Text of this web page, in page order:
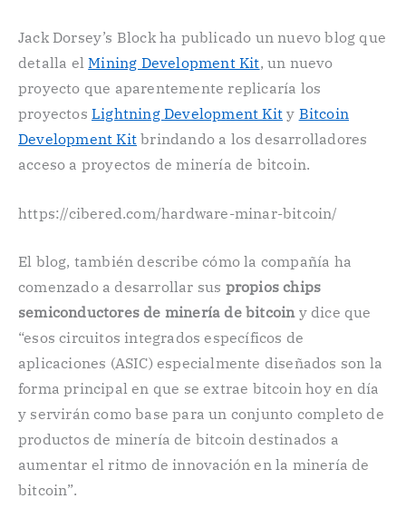
Jack Dorsey’s Block ha publicado un nuevo blog que
detalla elMining Development Kit, un nuevo
proyecto que aparentemente replicaría los
proyectos Lightning Development Kit y Bitcoin
Development Kit brindando a los desarrolladores
acceso a proyectos de minería de bitcoin.
https://cibered.com/hardware-minar-bitcoin/
El blog, también describe cómo la compañía ha
comenzado a desarrollar sus propios chips
semiconductores de minería de bitcoiny dice que
“esos circuitos integrados específicos de
aplicaciones (ASIC) especialmente diseñados son la
forma principal en que se extrae bitcoin hoy en día
y servirán como base para un conjunto completo de
productos de minería de bitcoin destinados a
aumentar el ritmo de innovación en la minería de
bitcoin”.